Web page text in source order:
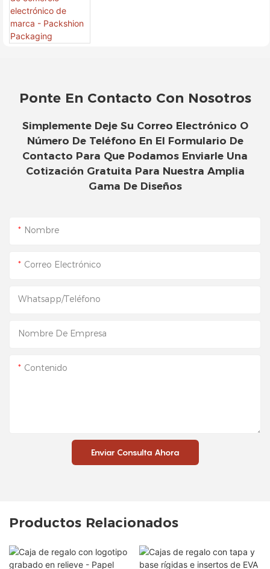
Ponte En Contacto Con Nosotros
Simplemente Deje Su Correo Electrónico O
Número De Teléfono En El Formulario De
Contacto Para Que Podamos Enviarle Una
Cotización Gratuita Para Nuestra Amplia
Gama De Diseños
Nombre
Correo Electrónico
Whatsapp/Teléfono
Nombre De Empresa
Contenido
Enviar Consulta Ahora
Productos Relacionados